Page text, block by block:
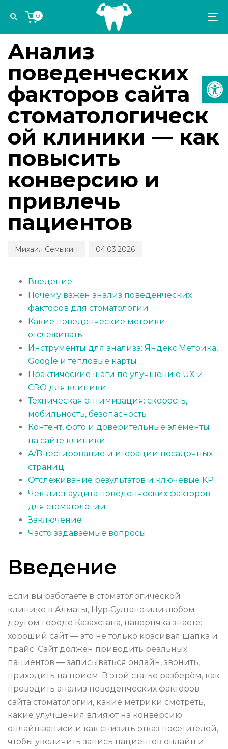
links
navigation
Skip
content
0
IN:
УПРАВЛЕНИЕ СТОМАТОЛОГИЧЕСКОЙ ПРАКТИКОЙ
Анализ
поведенческих
факторов сайта
стоматологическ
ой клиники — как
повысить
конверсию и
привлечь
пациентов
Михаил Семыкин
on:
04.03.2026
Введение
Почему важен анализ поведенческих
факторов для стоматологии
Какие поведенческие метрики
отслеживать
Инструменты для анализа: Яндекс.Метрика,
Google и тепловые карты
Практические шаги по улучшению UX и
CRO для клиники
Техническая оптимизация: скорость,
мобильность, безопасность
Контент, фото и доверительные элементы
на сайте клиники
A/B‑тестирование и итерации посадочных
страниц
Отслеживание результатов и ключевые KPI
Чек‑лист аудита поведенческих факторов
для стоматологии
Заключение
Часто задаваемые вопросы
Введение
Если вы работаете в стоматологической
клинике в Алматы, Нур‑Султане или любом
другом городе Казахстана, наверняка знаете:
хороший сайт — это не только красивая шапка и
прайс. Сайт должен приводить реальных
пациентов — записываться онлайн, звонить,
приходить на прием. В этой статье разберём, как
проводить анализ поведенческих факторов
сайта стоматологии, какие метрики смотреть,
какие улучшения влияют на конверсию
онлайн‑записи и как снизить отказ посетителей,
чтобы увеличить запись пациентов онлайн и